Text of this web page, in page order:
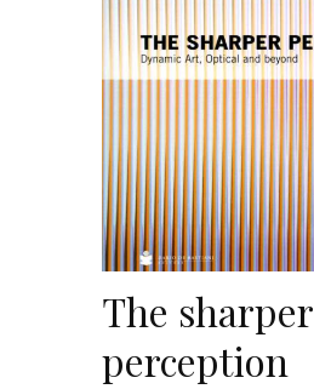
The sharper
perception